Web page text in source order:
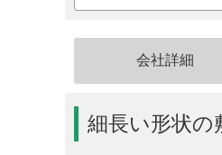
会社詳細
細長い形状の